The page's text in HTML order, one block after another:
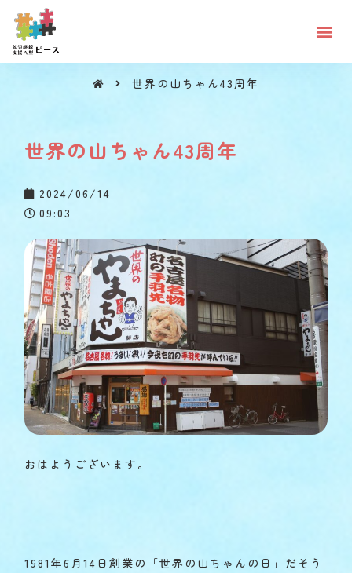
世界の山ちゃん43周年
世界の山ちゃん43周年
2024/06/14
09:03
おはようございます。
1981年6月14日創業の「世界の山ちゃんの日」だそう